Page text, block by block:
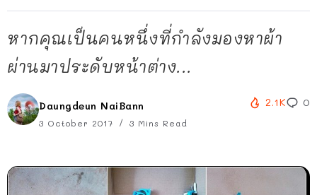
หากคุณเป็นคนหนึ่งที่กำลังมองหาผ้า
ผ่านมาประดับหน้าต่าง...
Daungdeun NaiBann
3 October 2017 3 Mins Read
2.1K 0